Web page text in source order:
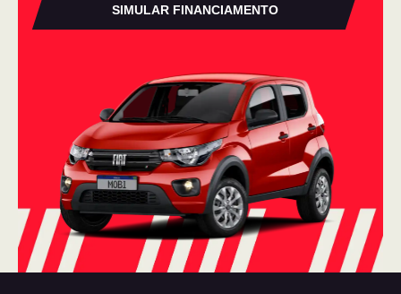
SIMULAR FINANCIAMENTO